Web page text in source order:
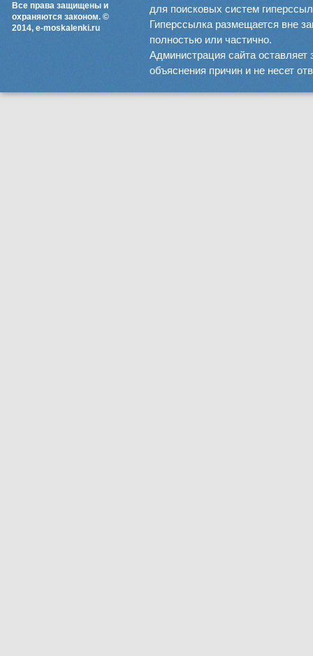
Все права защищены и
охраняются законом. ©
2014, e-moskalenki.ru
для поисковых систем
Гиперссылка размещается вне
полностью или частично.
Администрация сайта оставляет
объяснения причин и не несет